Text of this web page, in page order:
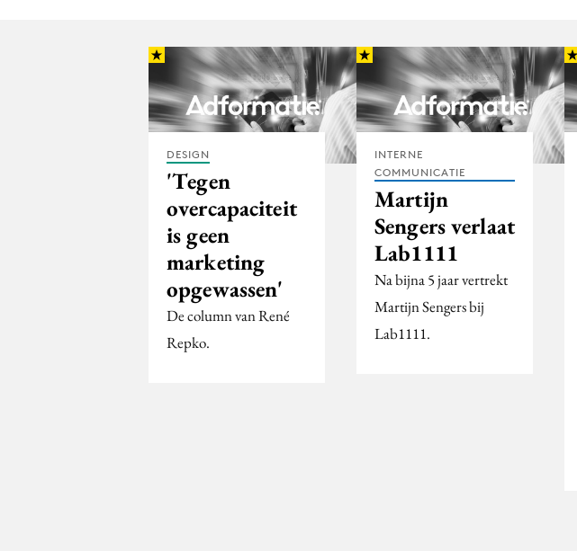
DESIGN
'Tegen
overcapaciteit
is geen
marketing
opgewassen'
De column van René
Repko.
INTERNE
COMMUNICATIE
Martijn
Sengers verlaat
Lab1111
Na bijna 5 jaar vertrekt
Martijn Sengers bij
Lab1111.